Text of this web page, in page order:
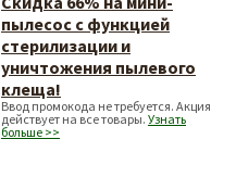
пылесос с функцией
стерилизации и
уничтожения пылевого
клеща!
Ввод промокода не требуется. Акция
действует на все товары. Узнать
больше >>